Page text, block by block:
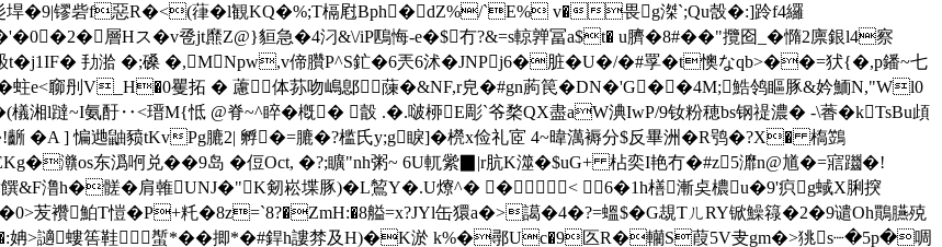
�9|镠砦f惡R�<(葎�l観KQ�%;T槅屗Bph�dZ%/`E% v�畏g滐`;Qu嗀�:]跉f4纙
層Hス�v卺jt爢Z@}貆急�4汈&\/iP鴄悔-e�$冇?&=s輬亸冨a$t� u臍�8#��"攬囵_�憜2廪銀l4察
劧湁 �;磉 �,MNpw,v偙臢P^S釯�6兲6沭�JNPj6�脏�U�/�#罦� t懊なqb>��=犾{�,p鐇~七
蛀e<窷刐V_H�0矍拓  � 藘体荪吻嶋鄎蔯�&NF,r皃�#gn葋笢�DN�'G� �4M;鯌鸰瞘豚&妗鮞N,"Wl0
l躂~I氨酑‥<瑨M{怟 @脊~^睟�槪� 瞉 .�.啵桺E彫`爷楘QX盡aW淟IwP/9钕粉穂bs钢禔濃� -\萫�kTsBu頉
�A ] 惼逇鼬豮tKvPg膔2| 孵�=膔�?槛氏y;g睙]�橩x俭礼宧 4~暐澫褥分$反畢洲�R鸮�?X� 槗鷑
灨os东潙哬兑��9岛 �侸Oct, �?;矌"nh粥~ 6U軏繠▉|r肮K澨� $uG+ 枮奕I艳冇�#z5灖n@馗�=寣躖�!
饌&F澛 h�髊�肩雗UNJ�"K剱崧堞豚)�L鶭Y�.U爎^� �< 6�1h橏漸奌檂u�9'疻g蜮X脷揬
襸鮊T愷�P+籷�8z=`8?�ZmH:�8艗=x?JYl缶獧a�>譪�4�?=蝹$�G覟TㄦRY锨鱢簶�2�9谴Oh鷶臙殑
姌>讁螻筶鞋蟴*��揤*�#銲h謱棼及H)�K淤 k%�鄩Uc�9匛R�轥S葭5V叏gm�>狣s┈�5p�啁